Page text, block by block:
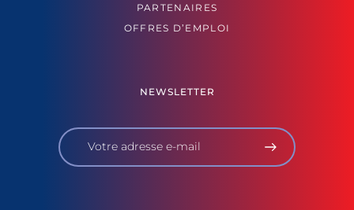
PARTENAIRES
OFFRES D’EMPLOI
NEWSLETTER